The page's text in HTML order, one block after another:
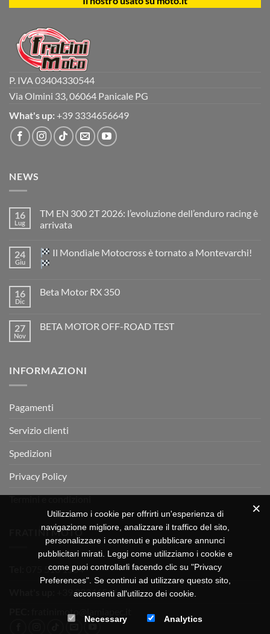
P. IVA 03404330544
Via Olmini 33, 06064 Panicale PG
What's up: +39 3334656649
NEWS
16
Lug
TM EN 300 2T 2026: l’evoluzione dell’enduro racing è
arrivata
su
TM
EN
2026:
è
arrivata
24
Giu
Il Mondiale Motocross è tornato a Montevarchi!
su
Motocross
è
16
Dic
Beta Motor RX 350
Beta
27
Nov
BETA MOTOR OFF-ROAD TEST
MOTOR
INFORMAZIONI
Pagamenti
Servizio clienti
Spedizioni
Privacy Policy
Termini e condizioni
FRATINI MOTO
075 518 1504
+39 3334656649
Utilizziamo i cookie per offrirti un'esperienza di
navigazione migliore, analizzare il traffico del sito,
personalizzare i contenuti e pubblicare annunci
pubblicitari mirati. Leggi come utilizziamo i cookie e
come puoi controllarli facendo clic su "Privacy
Preferences". Se continui ad utilizzare questo sito,
acconsenti all'utilizzo dei cookie.
Necessary Analytics